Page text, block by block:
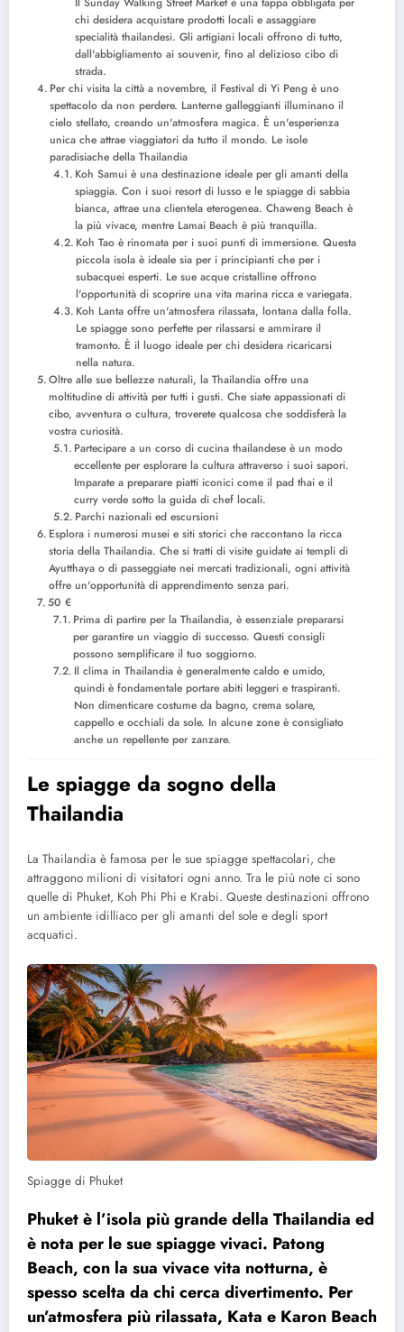
chi desidera acquistare prodotti locali e assaggiare
specialità thailandesi. Gli artigiani locali offrono di tutto,
dall'abbigliamento ai souvenir, fino al delizioso cibo di
strada.
Per chi visita la città a novembre, il Festival di Yi Peng è uno
spettacolo da non perdere. Lanterne galleggianti illuminano il
cielo stellato, creando un'atmosfera magica. È un'esperienza
unica che attrae viaggiatori da tutto il mondo. Le isole
paradisiache della Thailandia
Koh Samui è una destinazione ideale per gli amanti della
spiaggia. Con i suoi resort di lusso e le spiagge di sabbia
bianca, attrae una clientela eterogenea. Chaweng Beach è
la più vivace, mentre Lamai Beach è più tranquilla.
Koh Tao è rinomata per i suoi punti di immersione. Questa
piccola isola è ideale sia per i principianti che per i
subacquei esperti. Le sue acque cristalline offrono
l'opportunità di scoprire una vita marina ricca e variegata.
Koh Lanta offre un'atmosfera rilassata, lontana dalla folla.
Le spiagge sono perfette per rilassarsi e ammirare il
tramonto. È il luogo ideale per chi desidera ricaricarsi
nella natura.
Oltre alle sue bellezze naturali, la Thailandia offre una
moltitudine di attività per tutti i gusti. Che siate appassionati di
cibo, avventura o cultura, troverete qualcosa che soddisferà la
vostra curiosità.
Partecipare a un corso di cucina thailandese è un modo
eccellente per esplorare la cultura attraverso i suoi sapori.
Imparate a preparare piatti iconici come il pad thai e il
curry verde sotto la guida di chef locali.
Parchi nazionali ed escursioni
Esplora i numerosi musei e siti storici che raccontano la ricca
storia della Thailandia. Che si tratti di visite guidate ai templi di
Ayutthaya o di passeggiate nei mercati tradizionali, ogni attività
offre un'opportunità di apprendimento senza pari.
50 €
Prima di partire per la Thailandia, è essenziale prepararsi
per garantire un viaggio di successo. Questi consigli
possono semplificare il tuo soggiorno.
Il clima in Thailandia è generalmente caldo e umido,
quindi è fondamentale portare abiti leggeri e traspiranti.
Non dimenticare costume da bagno, crema solare,
cappello e occhiali da sole. In alcune zone è consigliato
anche un repellente per zanzare.
Le spiagge da sogno della
Thailandia
La Thailandia è famosa per le sue spiagge spettacolari, che
attraggono milioni di visitatori ogni anno. Tra le più note ci sono
quelle di Phuket, Koh Phi Phi e Krabi. Queste destinazioni offrono
un ambiente idilliaco per gli amanti del sole e degli sport
acquatici.
Spiagge di Phuket
Phuket è l’isola più grande della Thailandia ed
è nota per le sue spiagge vivaci. Patong
Beach, con la sua vivace vita notturna, è
spesso scelta da chi cerca divertimento. Per
un’atmosfera più rilassata, Kata e Karon Beach